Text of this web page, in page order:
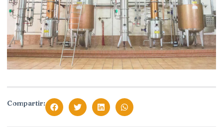
Compartir: